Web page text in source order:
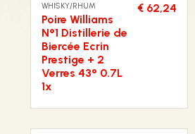
WHISKY/RHUM
Poire Williams
N°1 Distillerie de
Biercée Ecrin
Prestige + 2
Verres 43° 0.7L
1x
€ 62,24